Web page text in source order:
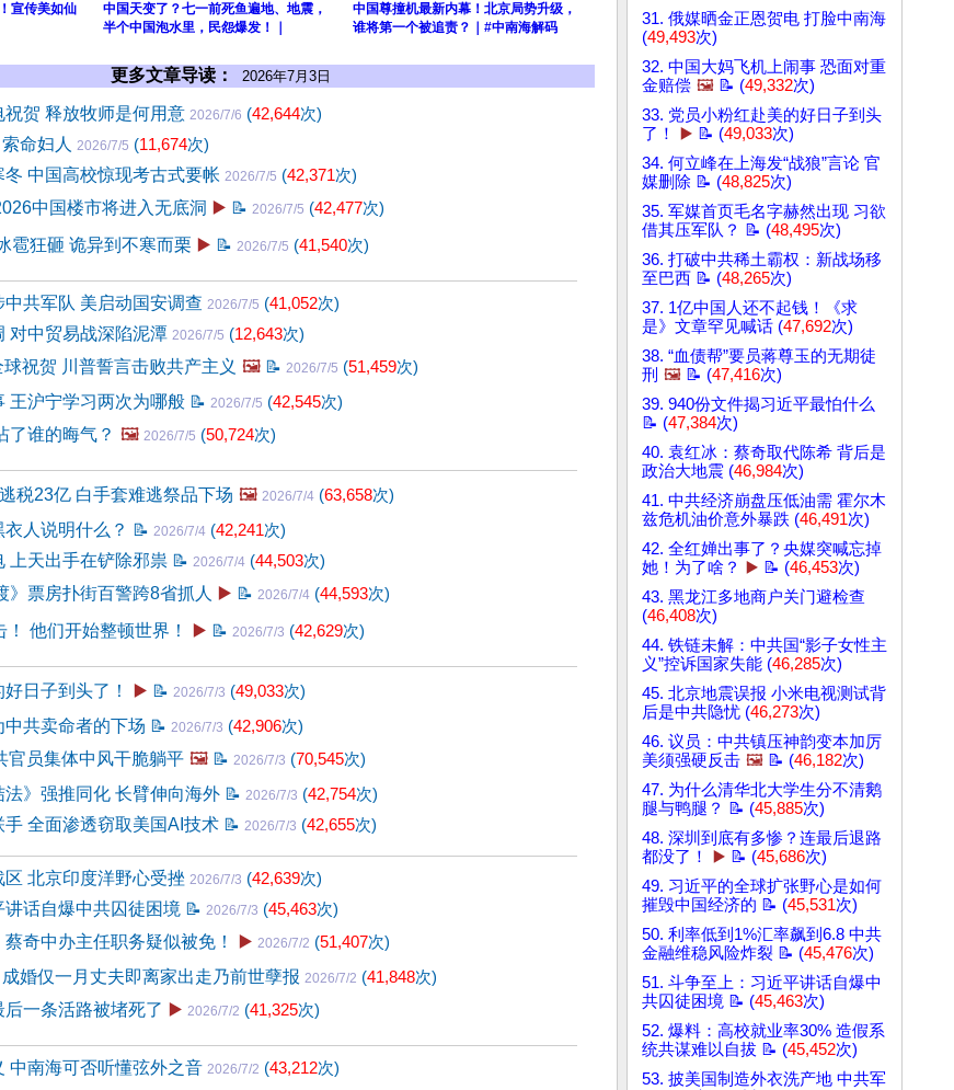
宣传美如仙
中国天变了？七一前死鱼遍地、地震，
半个中国泡水里，民怨爆发！｜
中国尊撞机最新内幕！北京局势升级，
谁将第一个被追责？｜#中南海解码
更多文章导读： 2026年7月3日
贺 释放牧师是何用意 2026/7/6 (42,644次)
命妇人 2026/7/5 (11,674次)
冬 中国高校惊现考古式要帐 2026/7/5 (42,371次)
中国楼市将进入无底洞 ▶️ 📝 2026/7/5 (42,477次)
雹狂砸 诡异到不寒而栗 ▶️ 📝 2026/7/5 (41,540次)
共军队 美启动国安调查 2026/7/5 (41,052次)
对中贸易战深陷泥潭 2026/7/5 (12,643次)
祝贺 川普誓言击败共产主义 🖼️ 📝 2026/7/5 (51,459次)
王沪宁学习两次为哪般 📝 2026/7/5 (42,545次)
了谁的晦气？ 🖼️ 2026/7/5 (50,724次)
税23亿 白手套难逃祭品下场 🖼️ 2026/7/4 (63,658次)
人说明什么？ 📝 2026/7/4 (42,241次)
上天出手在铲除邪祟 📝 2026/7/4 (44,503次)
》票房扑街百警跨8省抓人 ▶️ 📝 2026/7/4 (44,593次)
他们开始整顿世界！
▶️ 📝 2026/7/3 (42,629次)
日子到头了！ ▶️ 📝 2026/7/3 (49,033次)
共卖命者的下场 📝 2026/7/3 (42,906次)
官员集体中风干脆躺平 🖼️ 📝 2026/7/3 (70,545次)
》强推同化 长臂伸向海外 📝 2026/7/3 (42,754次)
全面渗透窃取美国AI技术 📝 2026/7/3 (42,655次)
北京印度洋野心受挫 2026/7/3 (42,639次)
话自爆中共囚徒困境 📝 2026/7/3 (45,463次)
奇中办主任职务疑似被免！
▶️ 2026/7/2 (51,407次)
婚仅一月丈夫即离家出走乃前世孽报 2026/7/2 (41,848次)
一条活路被堵死了 ▶️ 2026/7/2 (41,325次)
中南海可否听懂弦外之音 2026/7/2 (43,212次)
31. 俄媒晒金正恩贺电 打脸中南海
(49,493次)
32. 中国大妈飞机上闹事 恐面对重
金赔偿 🖼️ 📝 (49,332次)
33. 党员小粉红赴美的好日子到头
了！
▶️ 📝 (49,033次)
34. 何立峰在上海发“战狼”言论 官
媒删除 📝 (48,825次)
35. 军媒首页毛名字赫然出现 习欲
借其压军队？ 📝 (48,495次)
36. 打破中共稀土霸权：新战场移
至巴西 📝 (48,265次)
37. 1亿中国人还不起钱！《求
是》文章罕见喊话 (47,692次)
38. “血债帮”要员蒋尊玉的无期徒
刑 🖼️ 📝 (47,416次)
39. 940份文件揭习近平最怕什么
📝 (47,384次)
40. 袁红冰：蔡奇取代陈希 背后是
政治大地震 (46,984次)
41. 中共经济崩盘压低油需 霍尔木
兹危机油价意外暴跌 (46,491次)
42. 全红婵出事了？央媒突喊忘掉
她！为了啥？
▶️ 📝 (46,453次)
43. 黑龙江多地商户关门避检查
(46,408次)
44. 铁链未解：中共国“影子女性主
义”控诉国家失能 (46,285次)
45. 北京地震误报 小米电视测试背
后是中共隐忧 (46,273次)
46. 议员：中共镇压神韵变本加厉
美须强硬反击 🖼️ 📝 (46,182次)
47. 为什么清华北大学生分不清鹅
腿与鸭腿？ 📝 (45,885次)
48. 深圳到底有多惨？连最后退路
都没了！
▶️ 📝 (45,686次)
49. 习近平的全球扩张野心是如何
摧毁中国经济的 📝 (45,531次)
50. 利率低到1%汇率飙到6.8 中共
金融维稳风险炸裂 📝 (45,476次)
51. 斗争至上：习近平讲话自爆中
共囚徒困境 📝 (45,463次)
52. 爆料：高校就业率30% 造假系
统共谋难以自拔 📝 (45,452次)
53. 披美国制造外衣洗产地 中共军